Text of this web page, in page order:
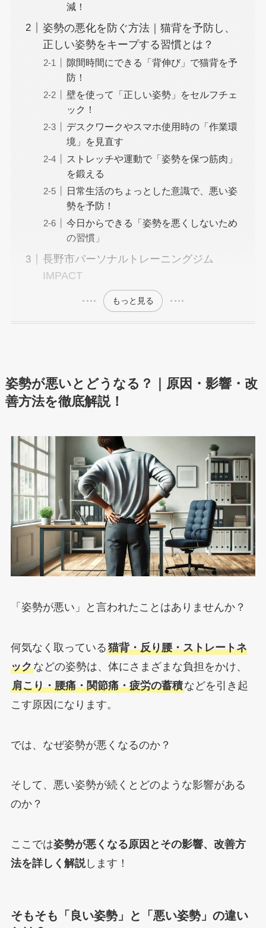
減！
姿勢の悪化を防ぐ方法｜猫背を予防し、
正しい姿勢をキープする習慣とは？
隙間時間にできる「背伸び」で猫背を予
防！
壁を使って「正しい姿勢」をセルフチェ
ック！
デスクワークやスマホ使用時の「作業環
境」を見直す
ストレッチや運動で「姿勢を保つ筋肉」
を鍛える
日常生活のちょっとした意識で、悪い姿
勢を予防！
今日からできる「姿勢を悪くしないため
の習慣」
長野市パーソナルトレーニングジム
IMPACT
もっと見る
姿勢が悪いとどうなる？｜原因・影響・改
善方法を徹底解説！
「姿勢が悪い」と言われたことはありませんか？
何気なく取っている猫背・反り腰・ストレートネ
ックなどの姿勢は、体にさまざまな負担をかけ、
肩こり・腰痛・関節痛・疲労の蓄積などを引き起
こす原因になります。
では、なぜ姿勢が悪くなるのか？
そして、悪い姿勢が続くとどのような影響がある
のか？
ここでは姿勢が悪くなる原因とその影響、改善方
法を詳しく解説します！
そもそも「良い姿勢」と「悪い姿勢」の違い